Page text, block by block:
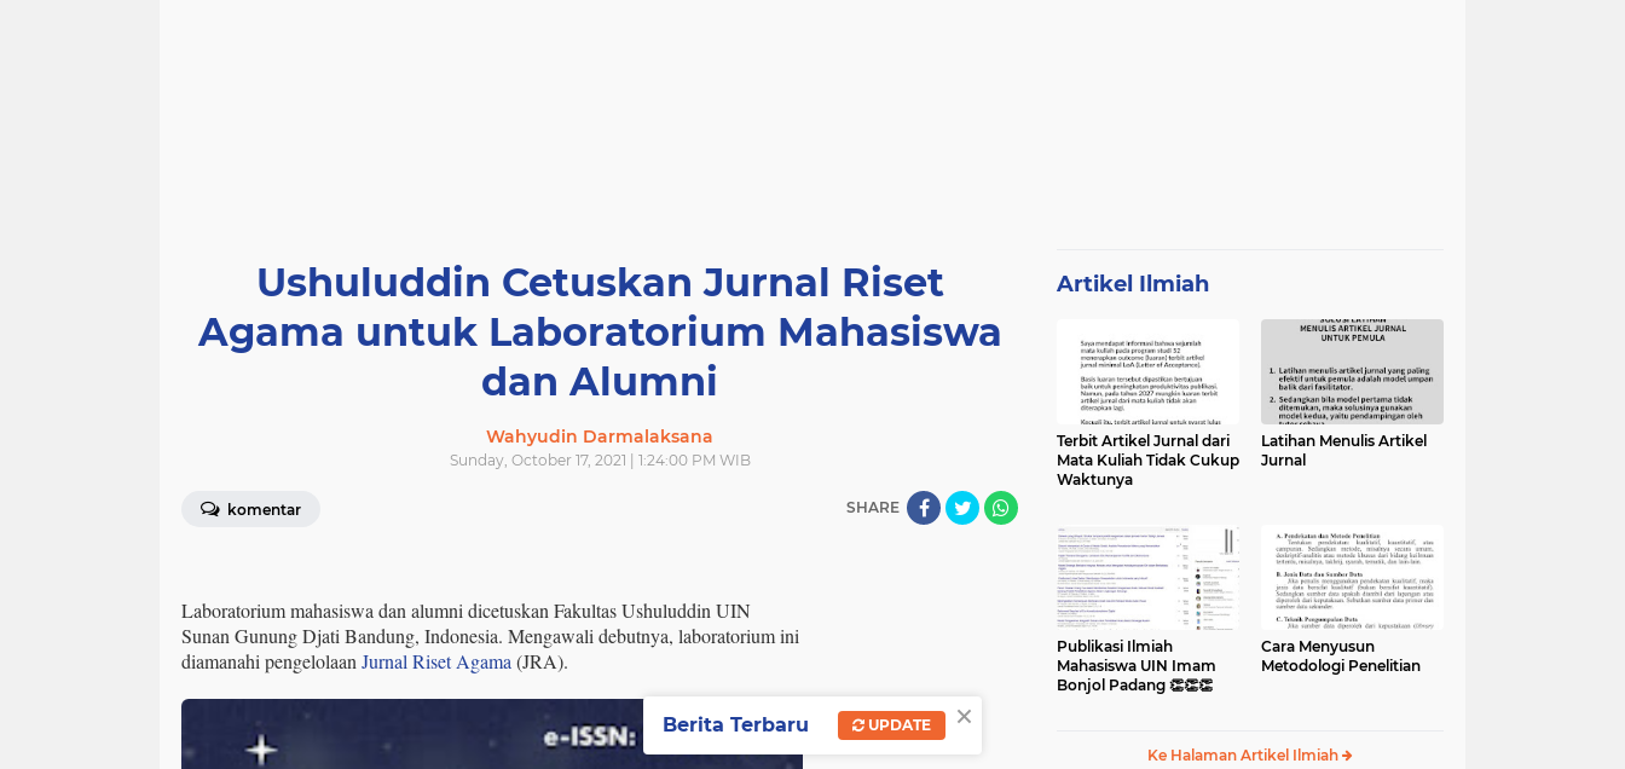
Ushuluddin Cetuskan Jurnal Riset
Agama untuk Laboratorium Mahasiswa
dan Alumni
Wahyudin Darmalaksana
Sunday, October 17, 2021 | 1:24:00 PM WIB
komentar SHARE
Laboratorium mahasiswa dan alumni dicetuskan Fakultas Ushuluddin UIN
Sunan Gunung Djati Bandung, Indonesia. Mengawali debutnya, laboratorium ini
diamanahi pengelolaan Jurnal Riset Agama (JRA).
Artikel Ilmiah
Terbit Artikel Jurnal dari
Mata Kuliah Tidak Cukup
Waktunya
Latihan Menulis Artikel
Jurnal
Publikasi Ilmiah
Mahasiswa UIN Imam
Bonjol Padang 👏👏👏
Cara Menyusun
Metodologi Penelitian
Ke Halaman Artikel Ilmiah
×
Berita Terbaru UPDATE